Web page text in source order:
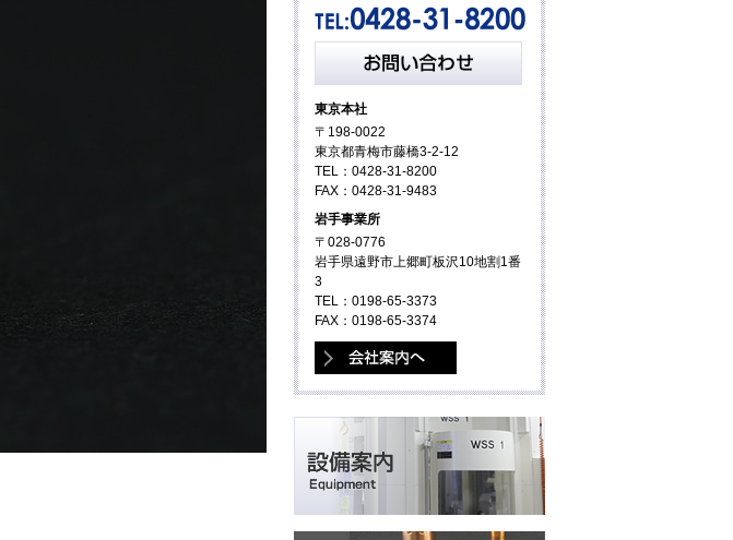
東京本社
〒198-0022
東京都青梅市藤橋3-2-12
TEL：0428-31-8200
FAX：0428-31-9483
岩手事業所
〒028-0776
岩手県遠野市上郷町板沢10地割1番
3
TEL：0198-65-3373
FAX：0198-65-3374